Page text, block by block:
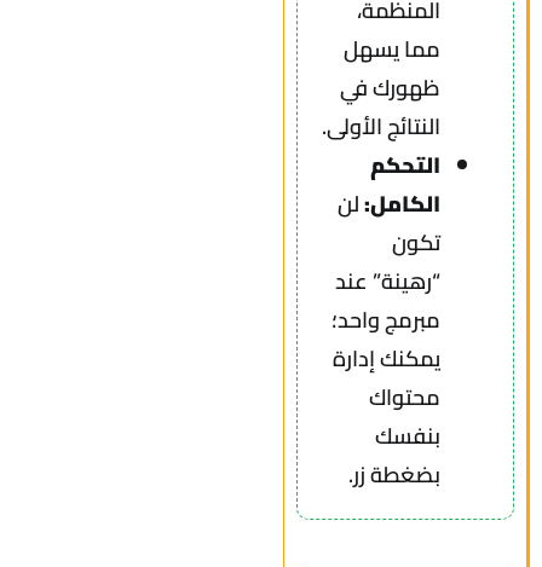
المنظمة،
مما يسهل
ظهورك في
النتائج الأولى.
التحكم
الكامل:لن
تكون
“رهينة” عند
مبرمج واحد؛
يمكنك إدارة
محتواك
بنفسك
بضغطة زر.